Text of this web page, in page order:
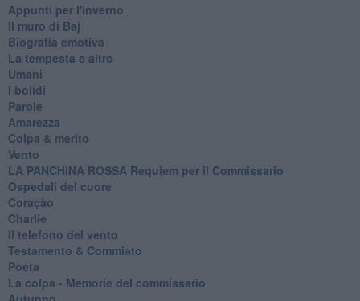
Appunti per l'inverno
Il muro di Baj
Biografia emotiva
La tempesta e altro
Umani
I bolidi
Parole
Amarezza
Colpa & merito
Vento
​LA PANCHINA ROSSA Requiem per il Commissario
Ospedali del cuore
Coraçào
Charlie
Il telefono del vento
Testamento & Commiato
Poeta
​La colpa - Memorie del commissario